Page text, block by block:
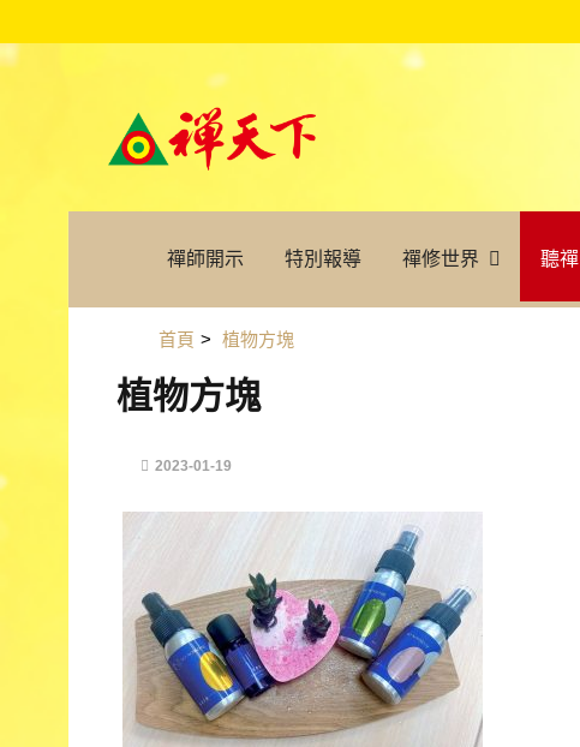
禪師開示 特別報導 禪修世界 聽禪
首頁 > 植物方塊
植物方塊
2023-01-19